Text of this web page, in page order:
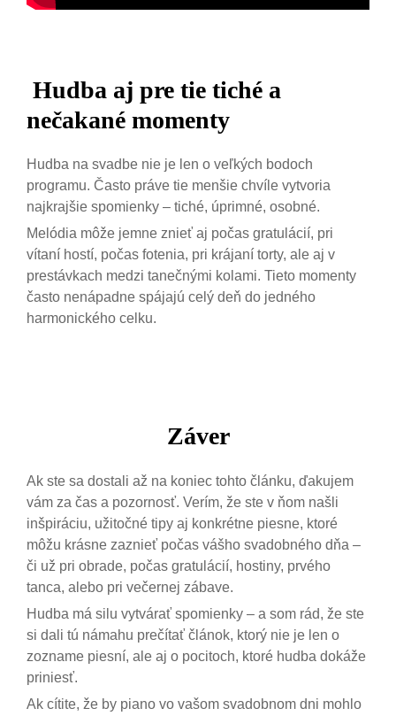
Hudba aj pre tie tiché a
nečakané momenty
Hudba na svadbe nie je len o veľkých bodoch
programu. Často práve tie menšie chvíle vytvoria
najkrajšie spomienky – tiché, úprimné, osobné.
Melódia môže jemne znieť aj počas gratulácií, pri
vítaní hostí, počas fotenia, pri krájaní torty, ale aj v
prestávkach medzi tanečnými kolami. Tieto momenty
často nenápadne spájajú celý deň do jedného
harmonického celku.
Záver
Ak ste sa dostali až na koniec tohto článku, ďakujem
vám za čas a pozornosť. Verím, že ste v ňom našli
inšpiráciu, užitočné tipy aj konkrétne piesne, ktoré
môžu krásne zaznieť počas vášho svadobného dňa –
či už pri obrade, počas gratulácií, hostiny, prvého
tanca, alebo pri večernej zábave.
Hudba má silu vytvárať spomienky – a som rád, že ste
si dali tú námahu prečítať článok, ktorý nie je len o
zozname piesní, ale aj o pocitoch, ktoré hudba dokáže
priniesť.
Ak cítite, že by piano vo vašom svadobnom dni mohlo